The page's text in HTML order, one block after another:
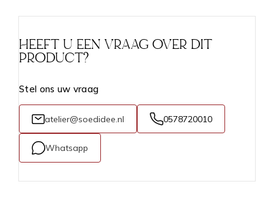
HEEFT U EEN VRAAG OVER DIT
PRODUCT?
Stel ons uw vraag
atelier@soedidee.nl 0578720010
Whatsapp